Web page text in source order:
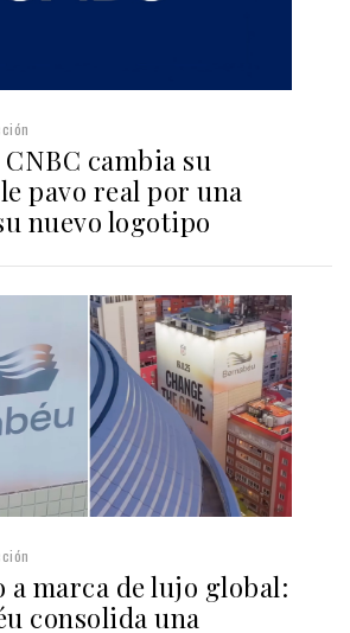
cambia su
pavo real por una
nuevo logotipo
a marca de lujo global:
consolida una